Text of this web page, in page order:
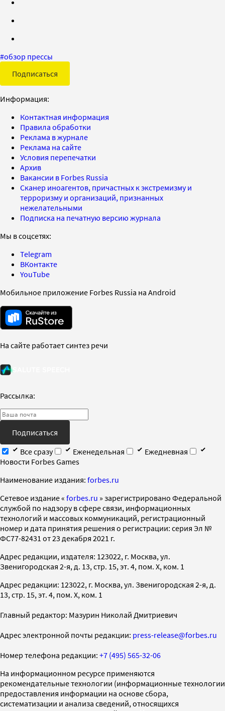
#обзор прессы
Подписаться
Информация:
Контактная информация
Правила обработки
Реклама в журнале
Реклама на сайте
Условия перепечатки
Архив
Вакансии в Forbes Russia
Сканер иноагентов, причастных к экстремизму и
терроризму и организаций, признанных
нежелательными
Подписка на печатную версию журнала
Мы в соцсетях:
Telegram
ВКонтакте
YouTube
Мобильное приложение Forbes Russia на Android
На сайте работает синтез речи
Рассылка:
Подписаться
Все сразу
Еженедельная
Ежедневная
Новости Forbes Games
Наименование издания: forbes.ru
Cетевое издание « forbes.ru » зарегистрировано Федеральной
службой по надзору в сфере связи, информационных
технологий и массовых коммуникаций, регистрационный
номер и дата принятия решения о регистрации: серия Эл №
ФС77-82431 от 23 декабря 2021 г.
Адрес редакции, издателя: 123022, г. Москва, ул.
Звенигородская 2-я, д. 13, стр. 15, эт. 4, пом. X, ком. 1
Адрес редакции: 123022, г. Москва, ул. Звенигородская 2-я, д.
13, стр. 15, эт. 4, пом. X, ком. 1
Главный редактор: Мазурин Николай Дмитриевич
Адрес электронной почты редакции: press-release@forbes.ru
Номер телефона редакции: +7 (495) 565-32-06
На информационном ресурсе применяются
рекомендательные технологии (информационные технологии
предоставления информации на основе сбора,
систематизации и анализа сведений, относящихся